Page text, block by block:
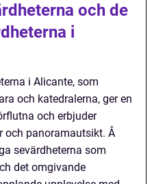
och de
i
i Alicante, som
och katedralerna, ger en
och erbjuder
och panoramautsikt. Å
sevärdheterna som
det omgivande